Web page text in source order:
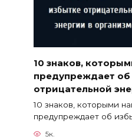
10 знаков,
предупреждает об
отрицательной
10 знаков, которыми
предупреждает об
5к.